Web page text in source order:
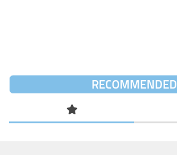
RECOMMENDED